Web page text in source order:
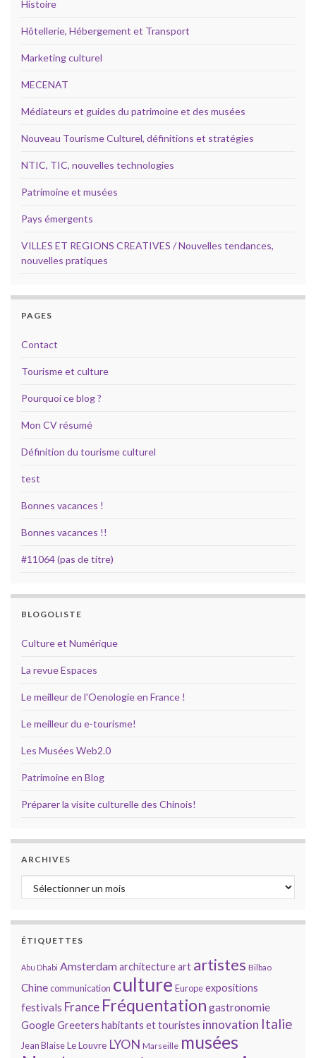
Histoire
Hôtellerie, Hébergement et Transport
Marketing culturel
MECENAT
Médiateurs et guides du patrimoine et des musées
Nouveau Tourisme Culturel, définitions et stratégies
NTIC, TIC, nouvelles technologies
Patrimoine et musées
Pays émergents
VILLES ET REGIONS CREATIVES / Nouvelles tendances,
nouvelles pratiques
PAGES
Contact
Tourisme et culture
Pourquoi ce blog ?
Mon CV résumé
Définition du tourisme culturel
test
Bonnes vacances !
Bonnes vacances !!
#11064 (pas de titre)
BLOGOLISTE
Culture et Numérique
La revue Espaces
Le meilleur de l'Oenologie en France !
Le meilleur du e-tourisme!
Les Musées Web2.0
Patrimoine en Blog
Préparer la visite culturelle des Chinois!
ARCHIVES
Archives
ÉTIQUETTES
Abu Dhabi Amsterdamarchitectureart artistes Bilbao
Chinecommunication culture Europeexpositions
festivals France Fréquentation gastronomie
GoogleGreeters habitants et touristes innovation Italie
Jean BlaiseLe Louvre LYON Marseille musées